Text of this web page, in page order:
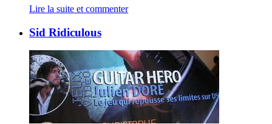
Lire la suite et commenter
Sid Ridiculous